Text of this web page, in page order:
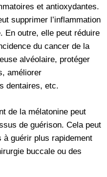
et antioxydantes.
supprimer l’inflammation
En outre, elle peut réduire
du cancer de la
alvéolaire, protéger
améliorer
dentaires, etc.
de la mélatonine peut
de guérison. Cela peut
guérir plus rapidement
buccale ou des